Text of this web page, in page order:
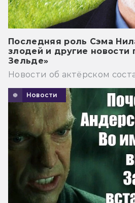
Последняя роль Сэма
злодей и другие новости
Зельде»
Новости об актёрском
Новости